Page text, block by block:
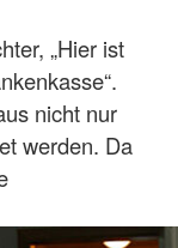
„Hier ist
nicht nur
werden. Da